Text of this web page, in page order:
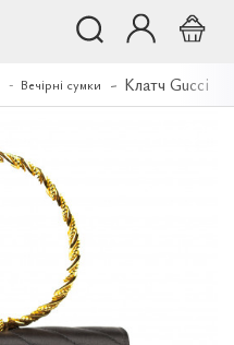
Вечірні сумки Клатч Gucci